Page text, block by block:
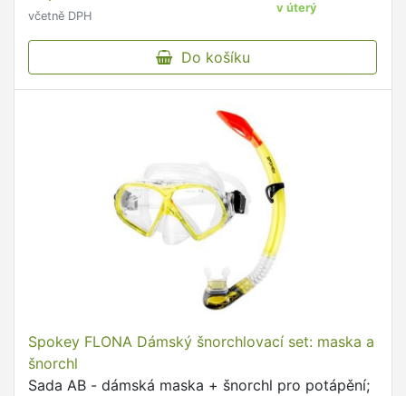
včetně DPH
v úterý
Do košíku
Spokey FLONA Dámský šnorchlovací set: maska a
šnorchl
Sada AB - dámská maska + šnorchl pro potápění;